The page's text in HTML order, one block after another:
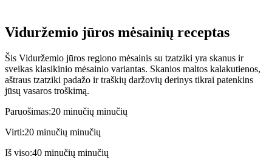
Viduržemio jūros mėsainių receptas
Šis Viduržemio jūros regiono mėsainis su tzatziki yra skanus ir
sveikas klasikinio mėsainio variantas. Skanios maltos kalakutienos,
aštraus tzatziki padažo ir traškių daržovių derinys tikrai patenkins
jūsų vasaros troškimą.
Paruošimas:20 minučių minučių
Virti:20 minučių minučių
Iš viso:40 minučių minučių